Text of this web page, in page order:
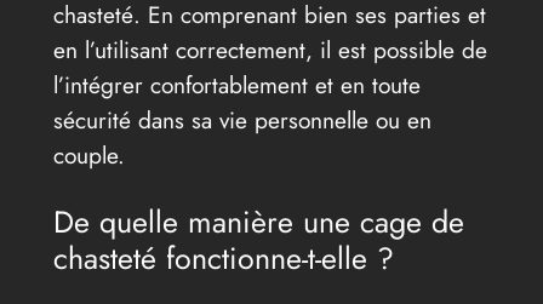
chasteté. En comprenant bien ses parties et
en l’utilisant correctement, il est possible de
l’intégrer confortablement et en toute
sécurité dans sa vie personnelle ou en
couple.
De quelle manière une cage de
chasteté fonctionne-t-elle ?